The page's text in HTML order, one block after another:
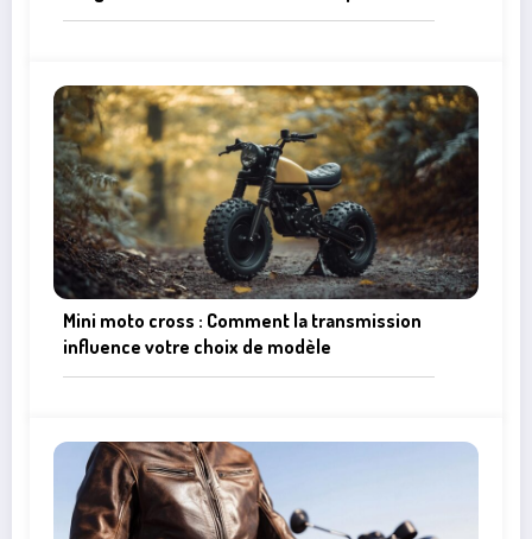
Scenic 2 ?
Mini moto cross : Comment la transmission
influence votre choix de modèle